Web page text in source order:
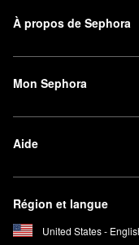
À propos de Sephora
Mon Sephora
Aide
Région et langue
United States -